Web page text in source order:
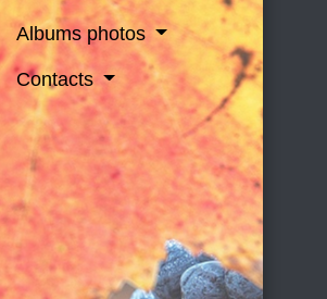
Albums photos
Contacts